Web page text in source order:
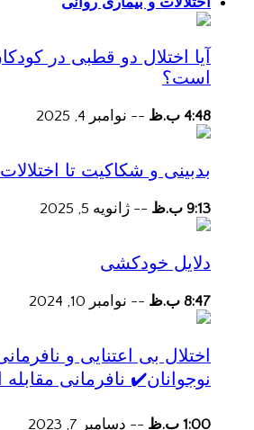
آیا اختلال دو قطبی در
است؟
4:48 ب.ظ -- نوامبر 4, 2025
بدبینی و شکاکیت تا
9:13 ب.ظ -- ژانویه 5, 2025
دلایل خودکشی
8:47 ب.ظ -- نوامبر 10, 2024
اختلال بی اعتنایی و
نوجوانان✔️ نافرمانی مقابله
1:00 ب.ظ -- دسامبر 7, 2023